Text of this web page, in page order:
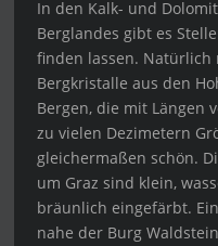
In den Kalk- und
Berglandes gibt es
finden lassen. Natürlich
Bergkristalle aus den
Bergen, die mit Längen
zu vielen Dezimetern
gleichermaßen schön.
um Graz sind klein,
bräunlich eingefärbt.
nahe der Burg